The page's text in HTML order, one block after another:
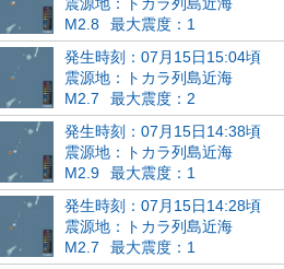
M2.8
最大震度：1
発生時刻：07月15日15:04頃
震源地：トカラ列島近海
M2.7
最大震度：2
発生時刻：07月15日14:38頃
震源地：トカラ列島近海
M2.9
最大震度：1
発生時刻：07月15日14:28頃
震源地：トカラ列島近海
M2.7
最大震度：1